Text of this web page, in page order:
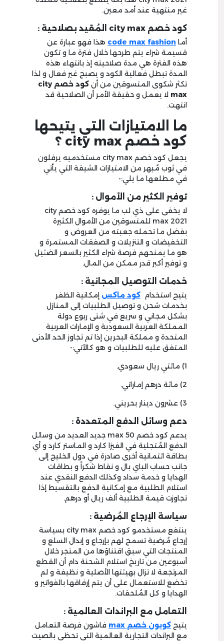
غير منتهية عند أمد معين.
كود خصم city max المُقيد بصلاحية :
أما code max fashion هذا فهو عبارة عن
قسيمة شراء يتم طرحها خلال فترة ما و تكون
هذه الفترة هي مدة صلاحيته إذ بانتهاء هذه
المدة تبطل فعالية الكود و يصبح غير فعال و لذا
تكثر شكوى المتسوقين من أن
كود خصم city
max لا يعمل و حقيقة الأمر أن الصلاحية قد
انتهت.
ما الامتيازات التي يتيحها
كود خصم city max ؟
يجعل كود خصم city max مستخدميه يرفلون
في ثوب مُبهر من الامتيازات الشيقة التي يأتي
في مطلعها ما يلي:-
توفير الكثير من الأموال :
لا يخفى على ذي لب ما يوفره كود خصم city
max 2021 للمتسوقين من الأموال الكثيرة
بفضل ما تحمله جعبته من العروض و
التخفيضات و التنزيلات و الصفقات المستمرة و
هو ما يمنحهم فرصة شراء الكثير بالسعر الضئيل
و توفير أكبر قدر ممكن من المال.
خدمات التوصيل المجانية :
يتيح استخدام كود ماكس إمكانية الظفر
بخدمات شحن و توصيل الطلبيات إلى المنازل
بشكل مجاني و سريع في شتى ربوع دولة
المملكة العربية السعودية و الإمارات العربية
المتحدة و مملكة البحرين إذا تم تجاوز الحد الأدنى
المتفق عليه للطلبيات و هو كالآتي:-
1) مائتي ريال سعودي.
2) مائة درهم إماراتي.
3) عشرون دينار بحريني.
دعم وسائل الدفع المتعددة :
يدعم كود خصم max 50 جديد العديد من وسائل
الدفع المُتجلية في الفيزا كارد و الماستر كارد و أي
بطاقة ائتمانية أخرى صادرة في دول الخليج إلى
جانب حساب الباي بال و نقاط شكراً و بطاقات
الهدايا و خدمة سداد وكذلك الدفع النقدي عند
استلام الطلبية مع إمكانية الدفع بالتقسيط إذا
تجاوزت قيمة الطلبية ألف ريال أو درهم.
سياسة الإرجاع المُرضية :
ينتفع مستخدمو كود خصم city max بسياسة
إرجاع مُرضية تسمح لهم بإرجاع و إبدال السلع و
المنتجات التي سبق اقتناؤها من المتجر خلال
أسبوعين من تاريخ استلام الشحنة دام أن القطع
المرتجعة لا تزال بهيئتها الأصلية و نظيفة و لم
تخضع للاستعمال على أن يتم إرفاقها بالفواتير و
الهدايا و كل المُلحقات.
التعامل مع البراندات العالمية :
يتيح كوبون خصم max
فاشون فرصة التعامل
مع البراندات التجارية العالمية التي تحظى بالصيت